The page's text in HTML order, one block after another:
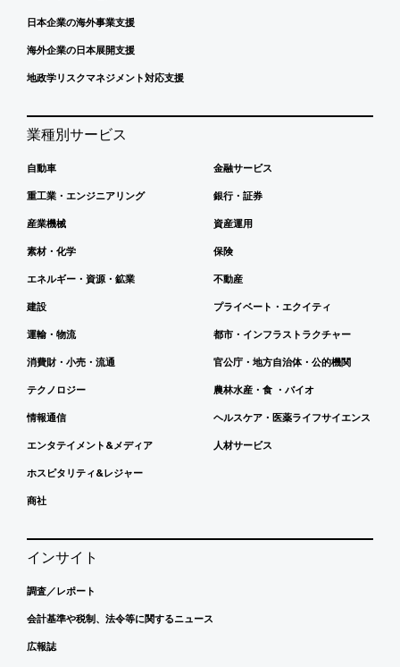
日本企業の海外事業支援
海外企業の日本展開支援
地政学リスクマネジメント対応支援
業種別サービス
自動車
重工業・エンジニアリング
産業機械
素材・化学
エネルギー・資源・鉱業
建設
運輸・物流
消費財・小売・流通
テクノロジー
情報通信
エンタテイメント&メディア
ホスピタリティ&レジャー
商社
金融サービス
銀行・証券
資産運用
保険
不動産
プライベート・エクイティ
都市・インフラストラクチャー
官公庁・地方自治体・公的機関
農林水産・食 ・バイオ
ヘルスケア・医薬ライフサイエンス
人材サービス
インサイト
調査／レポート
会計基準や税制、法令等に関するニュース
広報誌